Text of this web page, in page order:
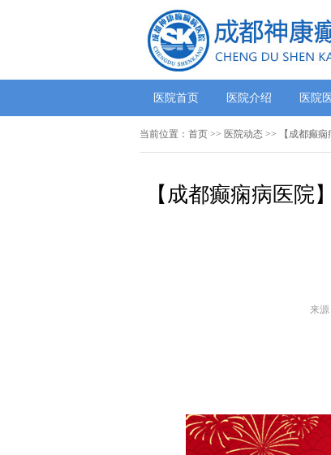
医院首页 医院介绍 医院
当前位置： 首页 >> 医院动态 >> 【成都癫痫
【成都癫痫病医院
来